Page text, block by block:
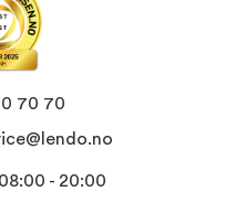
70 70
08:00 - 20:00